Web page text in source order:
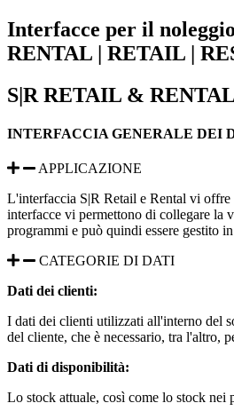
Interfacce per il noleggio
RENTAL | RETAIL |
S|R RETAIL & RENTAL
INTERFACCIA GENERALE DEI
APPLICAZIONE
L'interfaccia S|R Retail e Rental vi
interfacce vi permettono di collegare la
programmi e può quindi essere gestito
CATEGORIE DI DATI
Dati dei clienti:
I dati dei clienti utilizzati all'interno del
del cliente, che è necessario, tra l'altro,
Dati di disponibilità:
Lo stock attuale, così come lo stock nei